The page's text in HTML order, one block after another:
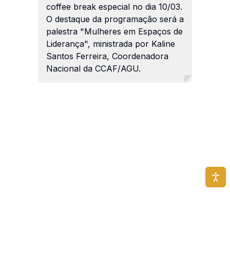
coffee break especial no dia 10/03.
O destaque da programação será a
palestra "Mulheres em Espaços de
Liderança", ministrada por Kaline
Santos Ferreira, Coordenadora
Nacional da CCAF/AGU.